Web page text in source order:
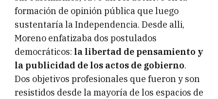
formación de opinión pública que luego
sustentaría la Independencia. Desde alli,
Moreno enfatizaba dos postulados
democráticos: la libertad de pensamiento y
la publicidad de los actos de gobierno.
Dos objetivos profesionales que fueron y son
resistidos desde la mayoría de los espacios de